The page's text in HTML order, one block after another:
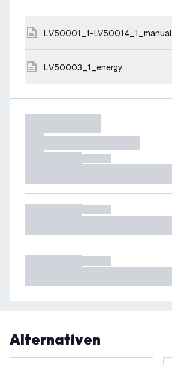
LV50001_1-LV50014_1_manual
LV50003_1_energy
Alternativen